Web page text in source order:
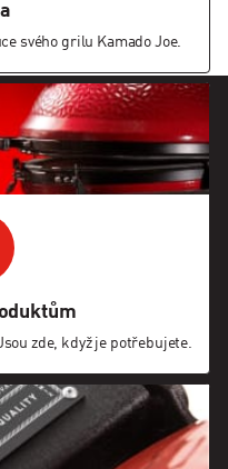
svého grilu Kamado Joe.
zde, když je potřebujete.